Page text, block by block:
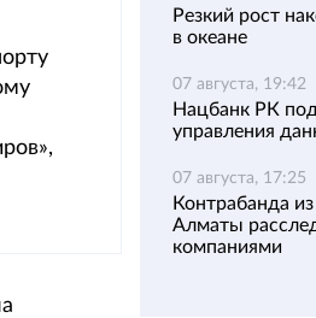
Резкий рост
в океане
07 августа, 19:42
Нацбанк РК
управления
07 августа, 17:25
Контрабанда
Алматы
компаниями